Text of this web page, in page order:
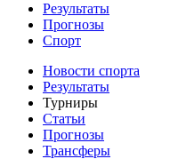
Результаты
Прогнозы
Спорт
Новости спорта
Результаты
Турниры
Статьи
Прогнозы
Трансферы